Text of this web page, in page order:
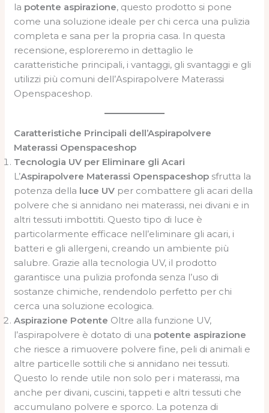
la potente aspirazione, questo prodotto si pone
come una soluzione ideale per chi cerca una pulizia
completa e sana per la propria casa. In questa
recensione, esploreremo in dettaglio le
caratteristiche principali, i vantaggi, gli svantaggi e gli
utilizzi più comuni dell’Aspirapolvere Materassi
Openspaceshop.
Caratteristiche Principali dell’Aspirapolvere
Materassi Openspaceshop
Tecnologia UV per Eliminare gli Acari
L’Aspirapolvere Materassi Openspaceshop sfrutta la
potenza della luce UV per combattere gli acari della
polvere che si annidano nei materassi, nei divani e in
altri tessuti imbottiti. Questo tipo di luce è
particolarmente efficace nell’eliminare gli acari, i
batteri e gli allergeni, creando un ambiente più
salubre. Grazie alla tecnologia UV, il prodotto
garantisce una pulizia profonda senza l’uso di
sostanze chimiche, rendendolo perfetto per chi
cerca una soluzione ecologica.
Aspirazione Potente Oltre alla funzione UV,
l’aspirapolvere è dotato di una potente aspirazione
che riesce a rimuovere polvere fine, peli di animali e
altre particelle sottili che si annidano nei tessuti.
Questo lo rende utile non solo per i materassi, ma
anche per divani, cuscini, tappeti e altri tessuti che
accumulano polvere e sporco. La potenza di